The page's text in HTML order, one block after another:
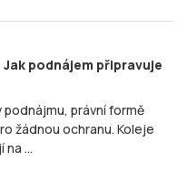
podnájem připravuje
právní formě
žádnou ochranu. Koleje
...